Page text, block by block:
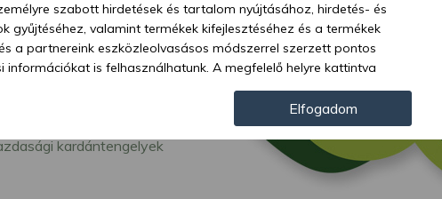
kardántengelyek
szabott hirdetések és tartalom nyújtásához, hirdetés- és
gyűjtéséhez, valamint termékek kifejlesztéséhez és a termékek
a partnereink eszközleolvasásos módszerrel szerzett pontos
is felhasználhatunk. A megfelelő helyre kattintva
a fent leírtak szerint adatkezelést végezzünk. Másik
vagy elutasítása előtt részletesebb információkhoz juthat, és
figyelmét, hogy személyes adatainak bizonyos kezeléséhez nem
de jogában áll tiltakozni az ilyen jellegű adatkezelés ellen. A
Erre a webhelyre visszatérve vagy az adatvédelmi szabályzatunk
Elfogadom